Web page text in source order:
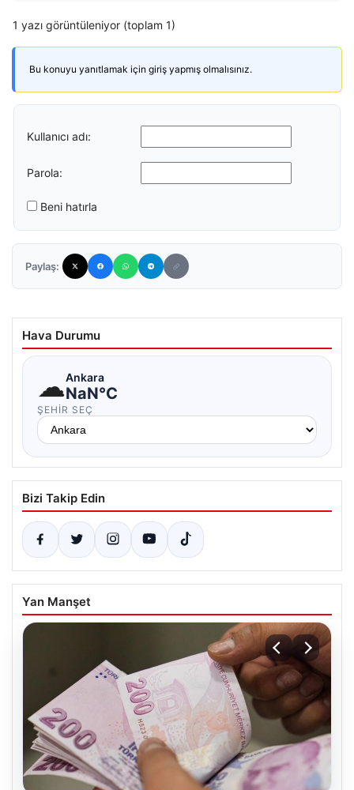
1 yazı görüntüleniyor (toplam 1)
Bu konuyu yanıtlamak için giriş yapmış olmalısınız.
Kullanıcı adı:
Parola:
Beni hatırla
Paylaş:
Hava Durumu
☁Ankara
NaN°C
ŞEHIR SEÇ
Bizi Takip Edin
Yan Manşet